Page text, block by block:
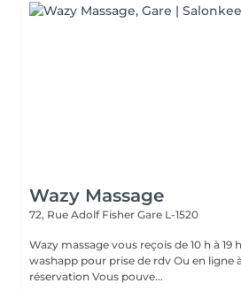
Wazy Massage
72, Rue Adolf Fisher Gare L-1520
Wazy massage vous reçois de 10 h à 19 h15 Je suis
washapp pour prise de rdv Ou en ligne à votre choix pour la
réservation Vous pouve...